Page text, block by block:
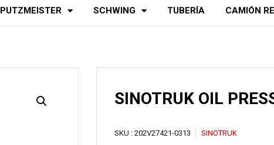
PUTZMEISTER SCHWING TUBERÍA CAMIÓN
SINOTRUK OIL
SKU : 202V27421-0313 SINOTRUK